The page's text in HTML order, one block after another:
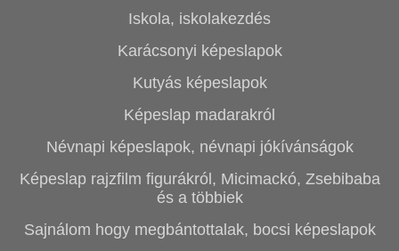
Iskola, iskolakezdés
Karácsonyi képeslapok
Kutyás képeslapok
Képeslap madarakról
Névnapi képeslapok, névnapi jókívánságok
Képeslap rajzfilm figurákról, Micimackó, Zsebibaba
és a többiek
Sajnálom hogy megbántottalak, bocsi képeslapok